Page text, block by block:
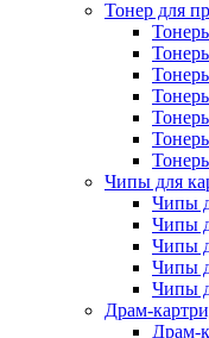
Тонер для
Чипы для
Чипы
Чипы
Чипы
Чипы
Чипы
Драм-
Драм-